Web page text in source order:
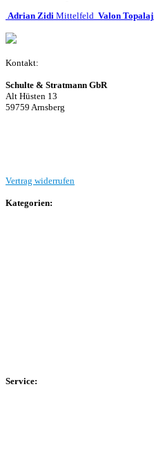
Adrian Zidi Mittelfeld Valon Topalaj
Kontakt:
Schulte & Stratmann GbR
Alt Hüsten 13
59759 Arnsberg
Vertrag widerrufen
Kategorien:
Service: